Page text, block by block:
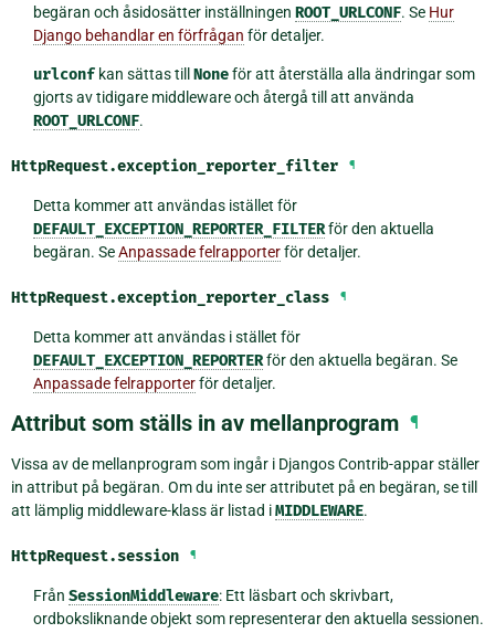
begäran och åsidosätter inställningen ROOT_URLCONF. Se Hur
Django behandlar en förfrågan för detaljer.
urlconfkan sättas till Noneför att återställa alla ändringar som
gjorts av tidigare middleware och återgå till att använda
ROOT_URLCONF.
HttpRequest.exception_reporter_filter ¶
Detta kommer att användas istället för
DEFAULT_EXCEPTION_REPORTER_FILTERför den aktuella
begäran. SeAnpassade felrapporterför detaljer.
HttpRequest.exception_reporter_class ¶
Detta kommer att användas i stället för
DEFAULT_EXCEPTION_REPORTERför den aktuella begäran. Se
Anpassade felrapporterför detaljer.
Attribut som ställs in av mellanprogram ¶
Vissa av de mellanprogram som ingår i Djangos Contrib-appar ställer
in attribut på begäran. Om du inte ser attributet på en begäran, se till
att lämplig middleware-klass är listad iMIDDLEWARE.
HttpRequest.session ¶
Från SessionMiddleware: Ett läsbart och skrivbart,
ordboksliknande objekt som representerar den aktuella sessionen.